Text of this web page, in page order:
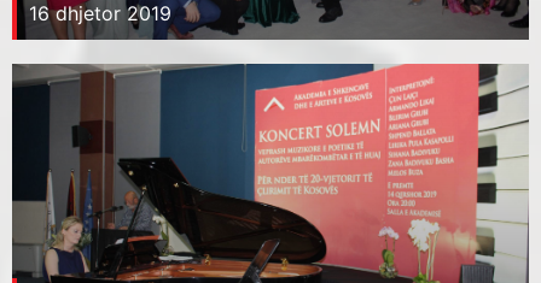
16 dhjetor 2019